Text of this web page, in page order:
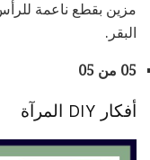
مزين بقطع ناعمة
البقر.
05 من 05
أفكار DIY المرآة